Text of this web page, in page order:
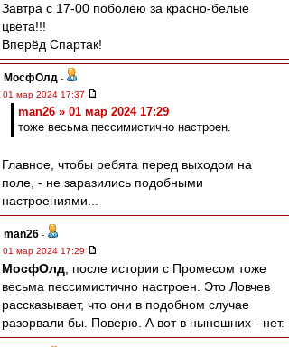
Завтра с 17-00 поболею за красно-белые
цвета!!!
Вперёд Спартак!
МосфОлд -
01 мар 2024 17:37
man26 » 01 мар 2024 17:29
тоже весьма пессимистично настроен.
Главное, чтобы ребята перед выходом на
поле, - не заразились подобными
настроениями...
man26 -
01 мар 2024 17:29
МосфОлд , после истории с Промесом тоже
весьма пессимистично настроен. Это Ловчев
рассказывает, что они в подобном случае
разорвали бы. Поверю. А вот в нынешних - нет.